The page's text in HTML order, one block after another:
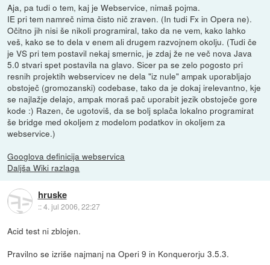
Aja, pa tudi o tem, kaj je Webservice, nimaš pojma.
IE pri tem namreč nima čisto nič zraven. (In tudi Fx in Opera ne).
Očitno jih nisi še nikoli programiral, tako da ne vem, kako lahko
veš, kako se to dela v enem ali drugem razvojnem okolju. (Tudi če
je VS pri tem postavil nekaj smernic, je zdaj že ne več nova Java
5.0 stvari spet postavila na glavo. Sicer pa se zelo pogosto pri
resnih projektih webservicev ne dela "iz nule" ampak uporabljajo
obstoječ (gromozanski) codebase, tako da je dokaj irelevantno, kje
se najlažje delajo, ampak moraš pač uporabit jezik obstoječe gore
kode :) Razen, če ugotoviš, da se bolj splača lokalno programirat
še bridge med okoljem z modelom podatkov in okoljem za
webservice.)
Googlova definicija webservica
Daljša Wiki razlaga
hruske
::4. jul 2006, 22:27
Acid test ni zblojen.
Pravilno se izriše najmanj na Operi 9 in Konquerorju 3.5.3.